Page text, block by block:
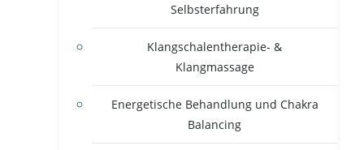
Selbsterfahrung
Klangschalentherapie- &
Klangmassage
Energetische Behandlung und Chakra
Balancing